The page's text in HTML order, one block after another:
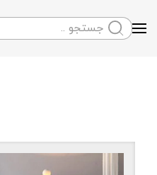
Skip to main content